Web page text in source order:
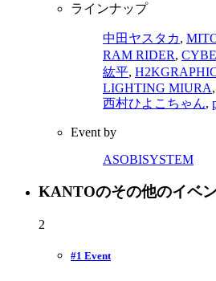
ラインナップ
中田ヤスタカ,
RAM RIDER,
紘平,
LIGHTING MIURA,
西村ひよこちゃん,
Event by
ASOBISYSTEM
KANTOのその他のイベ
2
#1 Event